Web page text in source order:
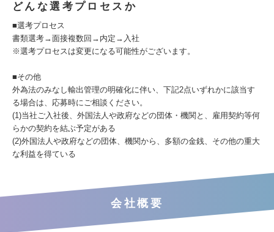
どんな選考プロセスか
■選考プロセス
書類選考→面接複数回→内定→入社
※選考プロセスは変更になる可能性がございます。
■その他
外為法のみなし輸出管理の明確化に伴い、下記2点いずれかに該当す
る場合は、応募時にご相談ください。
(1)当社ご入社後、外国法人や政府などの団体・機関と、雇用契約等何
らかの契約を結ぶ予定がある
(2)外国法人や政府などの団体、機関から、多額の金銭、その他の重大
な利益を得ている
会社概要